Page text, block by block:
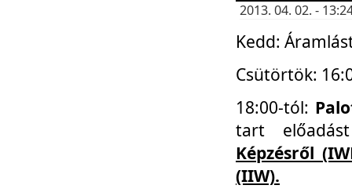
2013. 04. 02. -
Kedd:
Csütörtök:
18:00-tól:
tart
Képzésről
(IIW).